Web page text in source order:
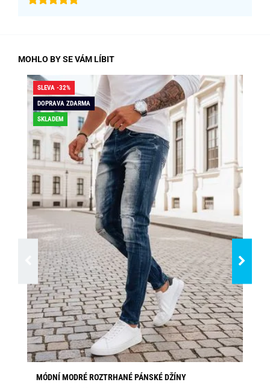
MOHLO BY SE VÁM LÍBIT
SLEVA -32%
DOPRAVA ZDARMA
SKLADEM
MÓDNÍ MODRÉ ROZTRHANÉ PÁNSKÉ DŽÍNY